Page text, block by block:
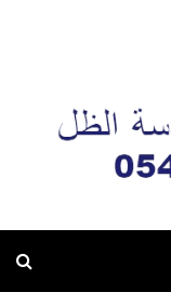
هندسة